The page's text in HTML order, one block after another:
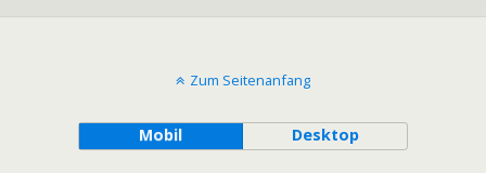
Zum Seitenanfang
Mobil Desktop